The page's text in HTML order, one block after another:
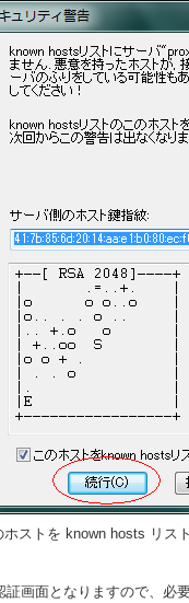
ホストを known hosts リス
証画面となりますので、必